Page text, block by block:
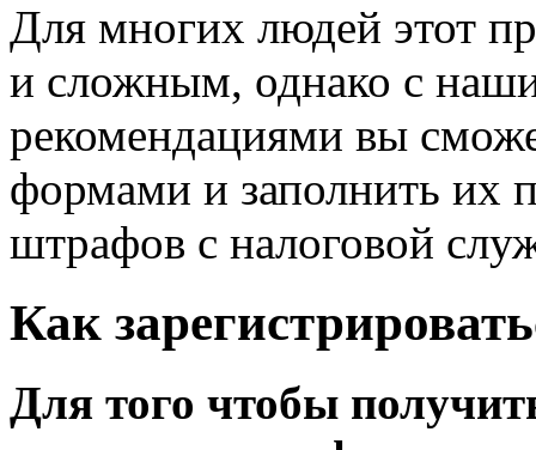
Для многих людей этот
и сложным, однако с
рекомендациями вы
формами и заполнить их
штрафов с налоговой
Как
Для того чтобы